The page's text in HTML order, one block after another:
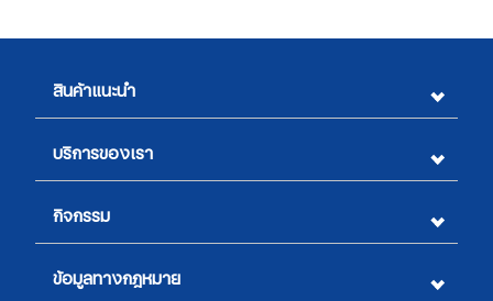
สินค้าแนะนำ
บริการของเรา
กิจกรรม
ข้อมูลทางกฎหมาย